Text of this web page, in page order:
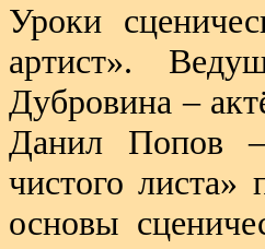
Уроки
артист».
Дубровина –
Данил Попов –
чистого
основы